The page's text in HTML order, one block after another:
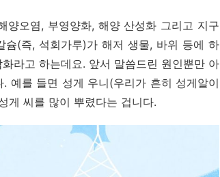
양오염, 부영양화, 해양 산성화 그리고 지구
(즉, 석회가루)가 해저 생물, 바위 등에 하
라고 하는데요. 앞서 말씀드린 원인뿐만 아
예를 들면 성게 우니(우리가 흔히 성게알이
게 씨를 많이 뿌렸다는 겁니다.